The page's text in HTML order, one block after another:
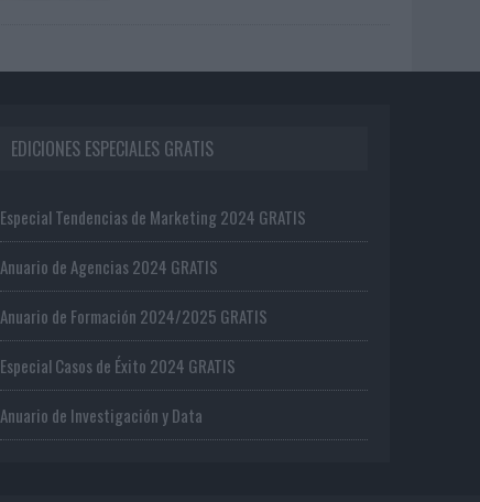
EDICIONES ESPECIALES GRATIS
Especial Tendencias de Marketing 2024 GRATIS
Anuario de Agencias 2024 GRATIS
Anuario de Formación 2024/2025 GRATIS
Especial Casos de Éxito 2024 GRATIS
Anuario de Investigación y Data